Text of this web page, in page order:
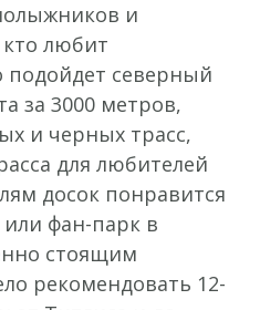
и
любит
подойдет северный
за 3000 метров,
и черных трасс,
для любителей
досок понравится
фан-парк в
стоящим
рекомендовать 12-